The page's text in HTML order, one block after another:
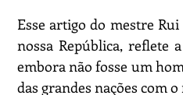
Esse artigo do mestre
nossa República, reflete
embora não fosse um
das grandes nações com